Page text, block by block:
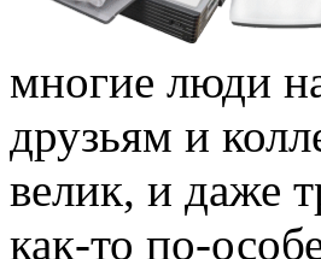
многие люди
друзьям и
велик, и даже
как-то по-